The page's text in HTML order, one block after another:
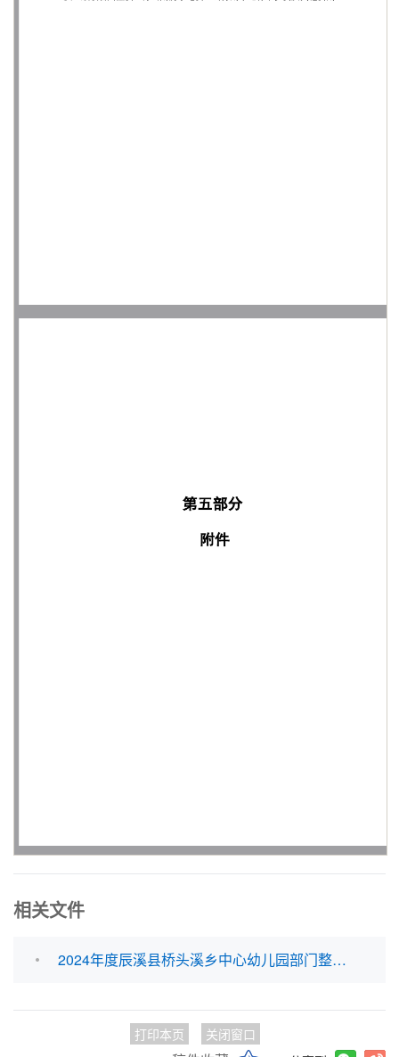
相关文件
2024年度辰溪县桥头溪乡中心幼儿园部门整体支出绩效评价自评报告.doc
打印本页 关闭窗口